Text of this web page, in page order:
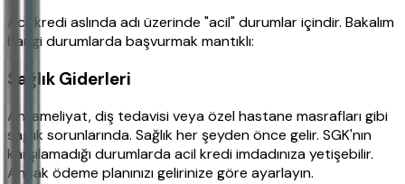
Acil kredi aslında adı üzerinde "acil" durumlar içindir. Bakalım
hangi durumlarda başvurmak mantıklı:
Sağlık Giderleri
Ani ameliyat, diş tedavisi veya özel hastane masrafları gibi
sağlık sorunlarında. Sağlık her şeyden önce gelir. SGK'nın
karşılamadığı durumlarda acil kredi imdadınıza yetişebilir.
Ancak ödeme planınızı gelirinize göre ayarlayın.